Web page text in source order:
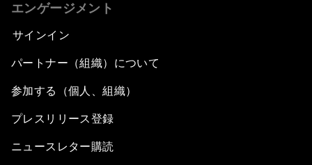
エンゲージメント
サインイン
パートナー（組織）について
参加する（個人、組織）
プレスリリース登録
ニュースレター購読